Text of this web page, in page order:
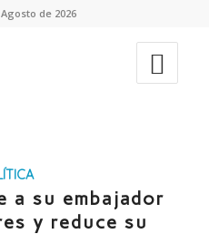
de 2026
a su embajador
y reduce su